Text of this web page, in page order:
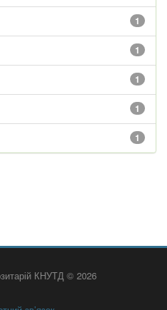
1
1
1
1
1
КНУТД © 2026